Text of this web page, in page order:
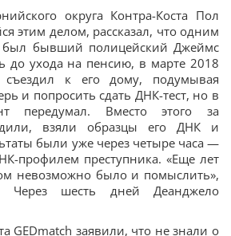
округа Контра-Коста Пол
этим делом, рассказал, что одним
был бывший полицейский Джеймс
до ухода на пенсию, в марте 2018
съездил к его дому, подумывая
и попросить сдать ДНК-тест, но в
передумал. Вместо этого за
взяли образцы его ДНК и
были уже через четыре часа —
профилем преступника. «Еще лет
невозможно было и помыслить»,
Через шесть дней Деанджело
GEDmatch заявили, что не знали о